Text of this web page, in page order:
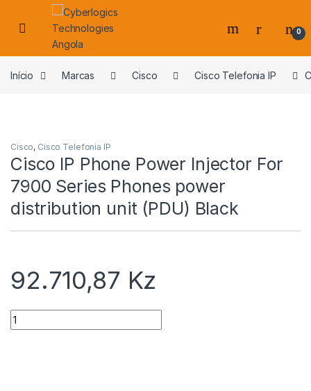
Skip to navigation
Skip to content
0
Início Marcas Cisco Cisco Telefonia IP
Cisco, Cisco Telefonia IP
Cisco IP Phone Power Injector For
7900 Series Phones power
distribution unit (PDU) Black
92.710,87 Kz
Quantidade